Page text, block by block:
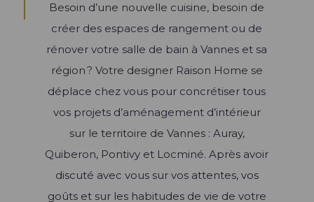
Cuisine design
Cuisine rustique
Cuisine industrielle
Trouver son agencement
Cuisine ouverte
Cuisine fermée
Cuisine avec îlot
Implantations
Cuisine en I
Couleurs et matériaux
Accessoires
Meubles de cuisine
Plan de travail et crédence
Évier et robinetterie
Accessoires
Les types de dressing
Rangement sur-mesure
Blog univers Dressing
Agencements
Bibliothèque
Meubles de salon
Blog univers Salon
Besoin d’une nouvelle cuisine, besoin de
créer des espaces de rangement ou de
rénover votre salle de bain à Vannes et sa
région ? Votre designer Raison Home se
déplace chez vous pour concrétiser tous
vos projets d’aménagement d’intérieur
sur le territoire de Vannes : Auray,
Quiberon, Pontivy et Locminé. Après avoir
discuté avec vous sur vos attentes, vos
goûts et sur les habitudes de vie de votre